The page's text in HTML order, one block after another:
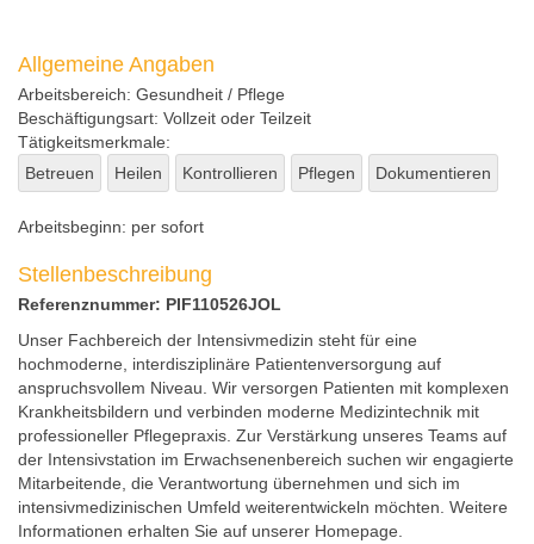
Allgemeine Angaben
Arbeitsbereich: Gesundheit / Pflege
Beschäftigungsart: Vollzeit oder Teilzeit
Tätigkeitsmerkmale:
Betreuen
Heilen Kontrollieren Pflegen Dokumentieren
Arbeitsbeginn: per sofort
Stellenbeschreibung
Referenznummer: PIF110526JOL
Unser Fachbereich der Intensivmedizin steht für eine
hochmoderne, interdisziplinäre Patientenversorgung auf
anspruchsvollem Niveau. Wir versorgen Patienten mit komplexen
Krankheitsbildern und verbinden moderne Medizintechnik mit
professioneller Pflegepraxis. Zur Verstärkung unseres Teams auf
der Intensivstation im Erwachsenenbereich suchen wir engagierte
Mitarbeitende, die Verantwortung übernehmen und sich im
intensivmedizinischen Umfeld weiterentwickeln möchten. Weitere
Informationen erhalten Sie auf unserer Homepage.